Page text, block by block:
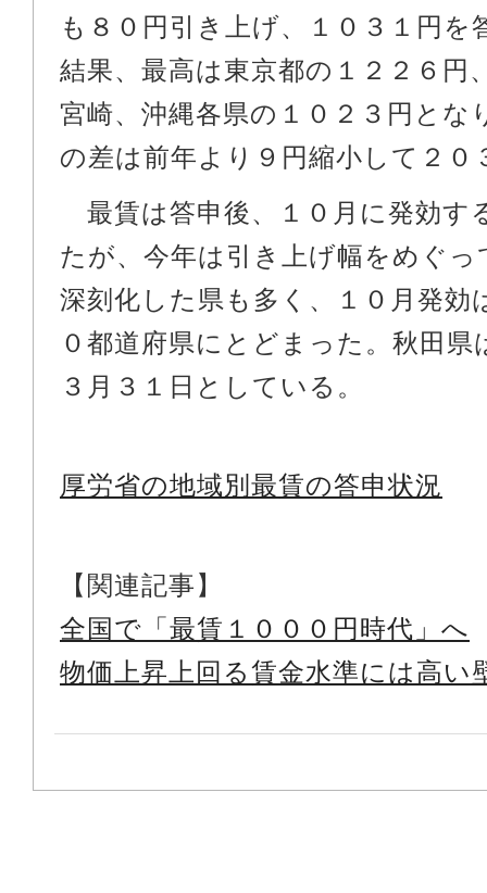
も８０円引き上げ、１０３１円を
結果、最高は東京都の１２２６円
宮崎、沖縄各県の１０２３円とな
の差は前年より９円縮小して２０
最賃は答申後、１０月に発効す
たが、今年は引き上げ幅をめぐっ
深刻化した県も多く、１０月発効
０都道府県にとどまった。秋田県
３月３１日としている。
厚労省の地域別最賃の答申状況
【関連記事】
全国で「最賃１０００円時代」へ
物価上昇上回る賃金水準には高い